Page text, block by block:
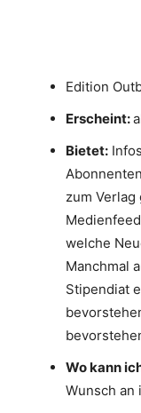
Edition
Erscheint:
Bietet:
zum
welche
Manchmal
Stipendiat
Wo kann
Wunsch an